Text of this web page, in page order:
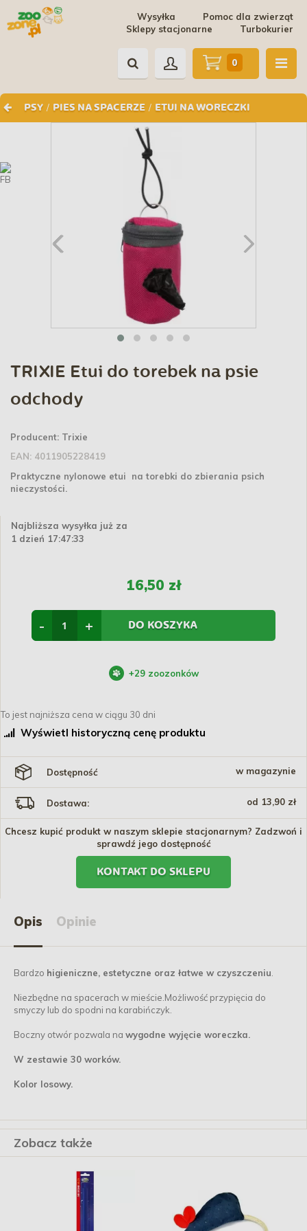
Pomoc dla zwierząt
Wysyłka
Turbokurier
Sklepy stacjonarne
PSY / PIES NA SPACERZE / ETUI NA WORECZKI
0
TRIXIE Etui do torebek na psie
odchody
Producent: Trixie
EAN: 4011905228419
Praktyczne nylonowe etui na torebki do zbierania psich
nieczystości.
Najbliższa wysyłka już za
1 dzień 17:47:33
16,50 zł
+
- DO KOSZYKA
+29 zoozonków
To jest najniższa cena w ciągu 30 dni
Wyświetl historyczną cenę produktu
Dostępność w magazynie
Dostawa: od 13,90 zł
Chcesz kupić produkt w naszym sklepie stacjonarnym? Zadzwoń i
sprawdź jego dostępność
KONTAKT DO SKLEPU
Opis Opinie
Bardzo higieniczne, estetyczne oraz łatwe w czyszczeniu
Niezbędne na spacerach w mieście.Możliwość przypięcia do
smyczy lub do spodni na karabińczyk.
Boczny otwór pozwala na wygodne wyjęcie woreczka.
W zestawie 30 worków.
Kolor losowy.
Zobacz także